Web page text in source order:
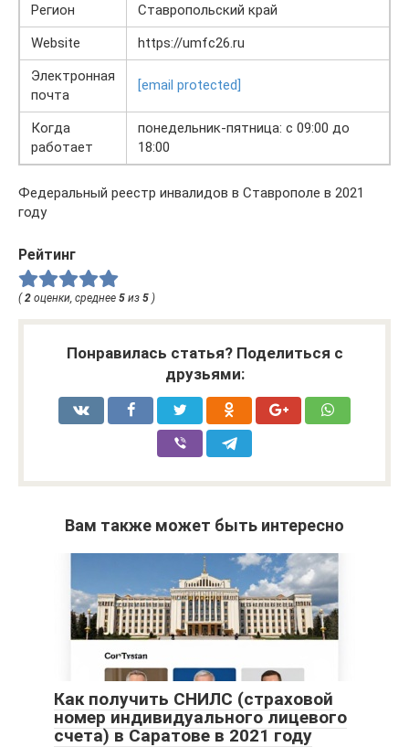
Регион
Ставропольский край
Website
https://umfc26.ru
Электронная
почта
[email protected]
Когда
работает
понедельник-пятница: с 09:00 до
18:00
Федеральный реестр инвалидов в Ставрополе в 2021
году
Рейтинг
(2 оценки, среднее 5 из 5 )
Понравилась статья? Поделиться с
друзьями:
Вам также может быть интересно
Как получить СНИЛС (страховой
номер индивидуального лицевого
счета) в Саратове в 2021 году